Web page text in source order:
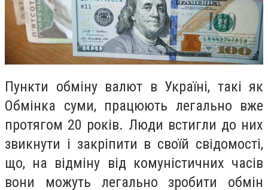
Пункти обміну валют в Україні, такі як
Обмінка суми, працюють легально вже
протягом 20 років. Люди встигли до них
звикнути і закріпити в своїй свідомості,
що, на відміну від комуністичних часів
вони можуть легально зробити обмін